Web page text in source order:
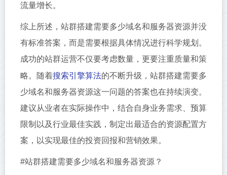
流量增长。
综上所述，站群搭建需要多少域名和服务器资源并没
有标准答案，而是需要根据具体情况进行科学规划。
成功的站群运营不仅要考虑数量，更要注重质量和策
略。随着搜索引擎算法的不断升级，站群搭建需要多
少域名和服务器资源这一问题的答案也在持续演变。
建议从业者在实际操作中，结合自身业务需求、预算
限制以及行业最佳实践，制定出最适合的资源配置方
案，以实现最佳的投资回报和营销效果。
#站群搭建需要多少域名和服务器资源？